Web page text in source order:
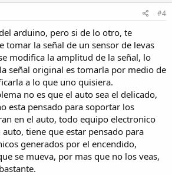
#4
arduino, pero si de lo otro, te
tomar la señal de un sensor de levas
modifica la amplitud de la señal, lo
señal original es tomarla por medio de
a lo que uno quisiera.
no es que el auto sea el delicado,
esta pensado para soportar los
en el auto, todo equipo electronico
tiene que estar pensado para
generados por el encendido,
se mueva, por mas que no los veas,